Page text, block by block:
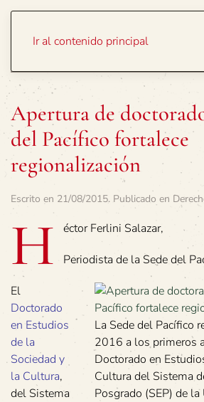
Ir al contenido principal
Apertura de
del Pacífico fortalece
regionalización
Escrito en 21/08/2015. Publicado en
H
éctor Ferlini Salazar,
Periodista de la Sede del
La Sede del Pacífico
2016 a los primeros
Doctorado en
Cultura del Sistema
Posgrado (SEP) de
El
Doctorado
en Estudios
de la
Sociedad y
la Cultura,
del Sistema